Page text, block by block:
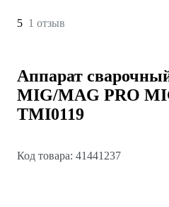
5 1 отзыв
Аппарат
MIG/MAG PRO
TMI0119
Код товара: 41441237